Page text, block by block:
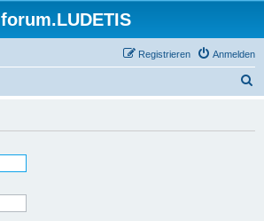
forum.LUDETIS
Anmelden
Registrieren